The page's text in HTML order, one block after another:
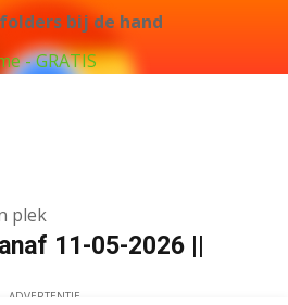
bij de hand
- GRATIS
plek
11-05-2026 ||
ADVERTENTIE